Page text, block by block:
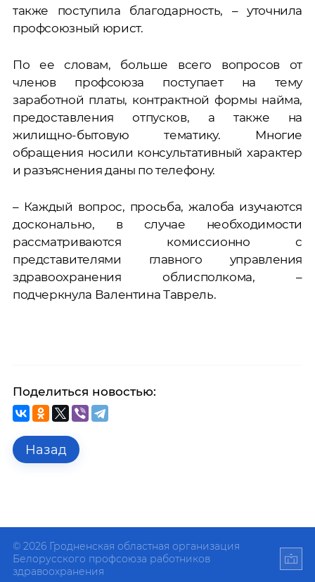
также поступила благодарность, ­– уточнила
профсоюзный юрист.
По ее словам, больше всего вопросов от
членов профсоюза поступает на тему
заработной платы, контрактной формы найма,
предоставления отпусков, а также на
жилищно-бытовую тематику. Многие
обращения носили консультативный характер
и разъяснения даны по телефону.
– Каждый вопрос, просьба, жалоба изучаются
досконально, в случае необходимости
рассматриваются комиссионно с
представителями главного управления
здравоохранения облисполкома, –
подчеркнула Валентина Таврель.
Поделиться новостью:
Назад
© 2026 Гродненская областная организация
Белорусского профсоюза работников
здравоохранения